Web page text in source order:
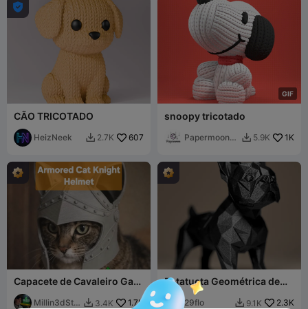

CÃO TRICOTADO
HeizNeek  2.7K 607
GIF
snoopy tricotado
Papermoon3
 5.9K 1K
Capacete de Cavaleiro Gato
Blindado
Millin3dStu
 3.4K 1.7K
Estatueta Geométrica de
Buldogue Francês
29flo  9.1K 2.3K